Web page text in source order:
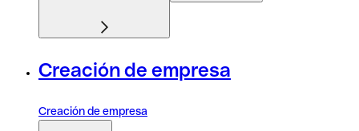
Creación de empresa
Creación de empresa